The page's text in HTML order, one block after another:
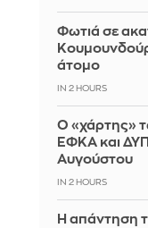
Φωτιά σε
άτομο
IN 2 HOURS
Ο «χάρτης»
ΕΦΚΑ και
Αυγούστου
IN 2 HOURS
Η απάντηση